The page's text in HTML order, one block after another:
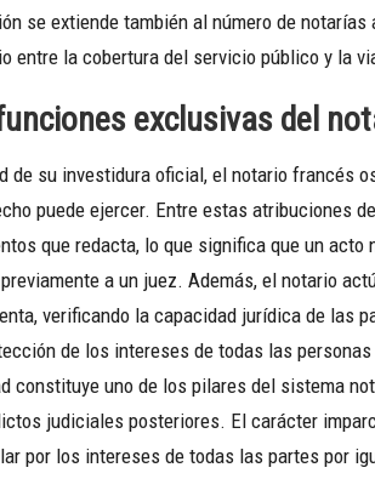
se extiende también al número de
entre la cobertura del servicio público y la
exclusivas del
de su investidura oficial, el notario francés
puede ejercer. Entre estas atribuciones
que redacta, lo que significa que un
a un juez. Además, el notario
verificando la capacidad jurídica de las
de los intereses de todas las
constituye uno de los pilares del sistema
judiciales posteriores. El carácter
por los intereses de todas las partes por